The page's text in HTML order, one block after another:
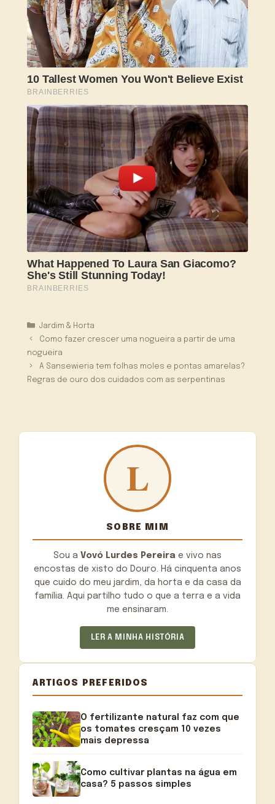
Categorias
Jardim & Horta
Como fazer crescer uma nogueira a partir de uma
nogueira
A Sansewieria tem folhas moles e pontas amarelas?
Regras de ouro dos cuidados com as serpentinas
SOBRE MIM
Sou a Vovó Lurdes Pereira e vivo nas
encostas de xisto do Douro. Há cinquenta anos
que cuido do meu jardim, da horta e da casa da
família. Aqui partilho tudo o que a terra e a vida
me ensinaram.
LER A MINHA HISTÓRIA
ARTIGOS PREFERIDOS
O fertilizante natural faz com que
os tomates cresçam 10 vezes
mais depressa
Como cultivar plantas na água em
casa? 5 passos simples